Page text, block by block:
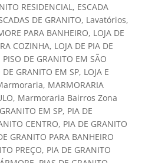
RESIDENCIAL, ESCADA
DE GRANITO, Lavatórios,
PARA BANHEIRO, LOJA DE
COZINHA, LOJA DE PIA DE
PISO DE GRANITO EM SÃO
DE GRANITO EM SP, LOJA E
, MARMORARIA
, Marmoraria Bairros Zona
EM SP, PIA DE
CENTRO, PIA DE GRANITO
GRANITO PARA BANHEIRO
PREÇO, PIA DE GRANITO